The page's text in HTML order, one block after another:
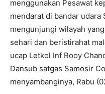
menggunakan Pesawat
mendarat di bandar udara
mengunjungi wilayah
sehari dan beristirahat
ucap Letkol Inf Rooy
Dansub satgas Samosir
menyambanginya, Rabu